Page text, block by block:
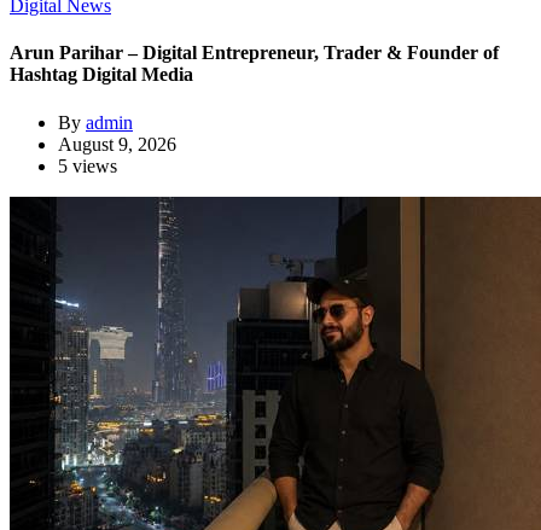
Digital News
Arun Parihar – Digital Entrepreneur, Trader & Founder of
Hashtag Digital Media
By admin
August 9, 2026
5 views